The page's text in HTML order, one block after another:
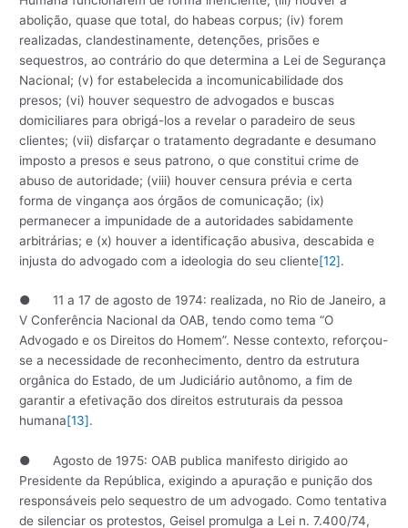
abolição, quase que total, do habeas corpus; (iv) forem
realizadas, clandestinamente, detenções, prisões e
sequestros, ao contrário do que determina a Lei de Segurança
Nacional; (v) for estabelecida a incomunicabilidade dos
presos; (vi) houver sequestro de advogados e buscas
domiciliares para obrigá-los a revelar o paradeiro de seus
clientes; (vii) disfarçar o tratamento degradante e desumano
imposto a presos e seus patrono, o que constitui crime de
abuso de autoridade; (viii) houver censura prévia e certa
forma de vingança aos órgãos de comunicação; (ix)
permanecer a impunidade de a autoridades sabidamente
arbitrárias; e (x) houver a identificação abusiva, descabida e
injusta do advogado com a ideologia do seu cliente[12].
● 11 a 17 de agosto de 1974: realizada, no Rio de Janeiro, a
V Conferência Nacional da OAB, tendo como tema “O
Advogado e os Direitos do Homem”. Nesse contexto, reforçou-
se a necessidade de reconhecimento, dentro da estrutura
orgânica do Estado, de um Judiciário autônomo, a fim de
garantir a efetivação dos direitos estruturais da pessoa
humana[13].
● Agosto de 1975: OAB publica manifesto dirigido ao
Presidente da República, exigindo a apuração e punição dos
responsáveis pelo sequestro de um advogado. Como tentativa
de silenciar os protestos, Geisel promulga a Lei n. 7.400/74,